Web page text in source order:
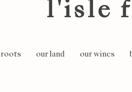
l'isle
roots our land our wines